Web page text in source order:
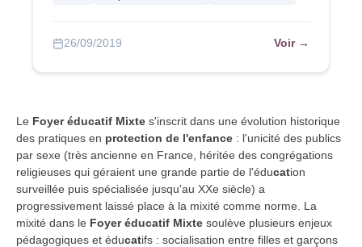
26/09/2019 Voir →
Le Foyer éducatif Mixte s'inscrit dans une évolution historique
des pratiques en protection de l'enfance : l'unicité des publics
par sexe (très ancienne en France, héritée des congrégations
religieuses qui géraient une grande partie de l'éducation
surveillée puis spécialisée jusqu'au XXe siècle) a
progressivement laissé place à la mixité comme norme. La
mixité dans le Foyer éducatif Mixte soulève plusieurs enjeux
pédagogiques et éducatifs : socialisation entre filles et garçons